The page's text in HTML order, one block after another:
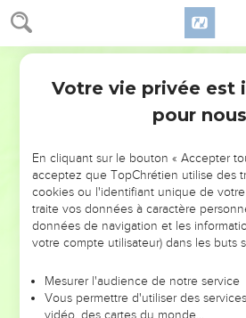
Apocalypse 9
15 Ainsi les quatre anges qui étaient
jour, le mois et l'année furent
tiers des hommes.
Le nombre des troupes de la
millions ; j'en entendis le nombre.
qui les montaient : ils avaient des
d'hyacinthe et de soufre. Les têtes
comme des têtes de lions, et de leur
feu, de la fumée et du soufre.
Le tiers des hommes fut tué par
En effet, le pouvoir des chevaux
Votre vie privée est
pour nous
En cliquant sur le bouton « Accepter
acceptez que TopChrétien utilise des
cookies ou l'identifiant unique de
traite vos données à caractère
données de navigation et les
votre compte utilisateur) dans les buts
Mesurer l'audience de notre service
Vous permettre d'utiliser des
vidéo, des cartes du monde…